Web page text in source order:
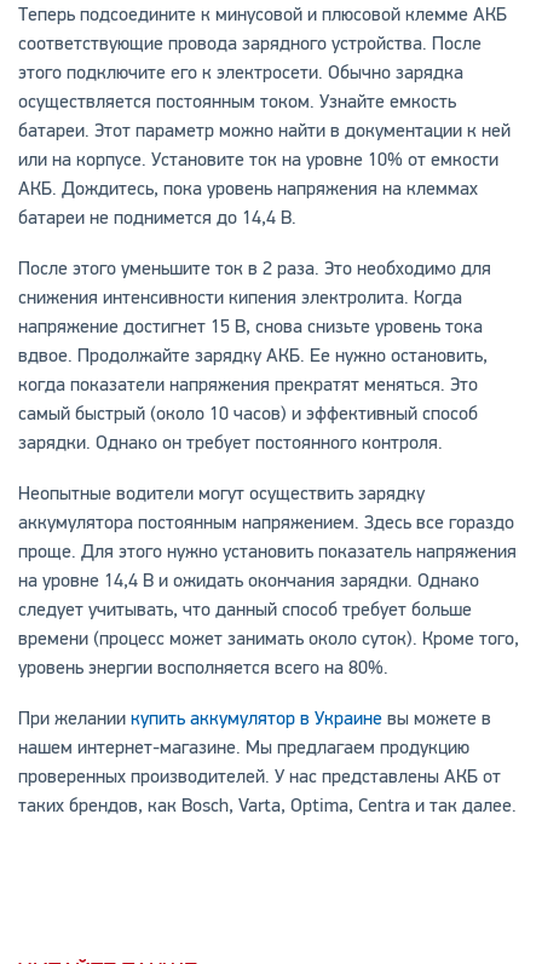
Теперь подсоедините к минусовой и плюсовой клемме АКБ
соответствующие провода зарядного устройства. После
этого подключите его к электросети. Обычно зарядка
осуществляется постоянным током. Узнайте емкость
батареи. Этот параметр можно найти в документации к ней
или на корпусе. Установите ток на уровне 10% от емкости
АКБ. Дождитесь, пока уровень напряжения на клеммах
батареи не поднимется до 14,4 В.
После этого уменьшите ток в 2 раза. Это необходимо для
снижения интенсивности кипения электролита. Когда
напряжение достигнет 15 В, снова снизьте уровень тока
вдвое. Продолжайте зарядку АКБ. Ее нужно остановить,
когда показатели напряжения прекратят меняться. Это
самый быстрый (около 10 часов) и эффективный способ
зарядки. Однако он требует постоянного контроля.
Неопытные водители могут осуществить зарядку
аккумулятора постоянным напряжением. Здесь все гораздо
проще. Для этого нужно установить показатель напряжения
на уровне 14,4 В и ожидать окончания зарядки. Однако
следует учитывать, что данный способ требует больше
времени (процесс может занимать около суток). Кроме того,
уровень энергии восполняется всего на 80%.
При желании купить аккумулятор в Украиневы можете в
нашем интернет-магазине. Мы предлагаем продукцию
проверенных производителей. У нас представлены АКБ от
таких брендов, как Bosch, Varta, Optima, Centra и так далее.